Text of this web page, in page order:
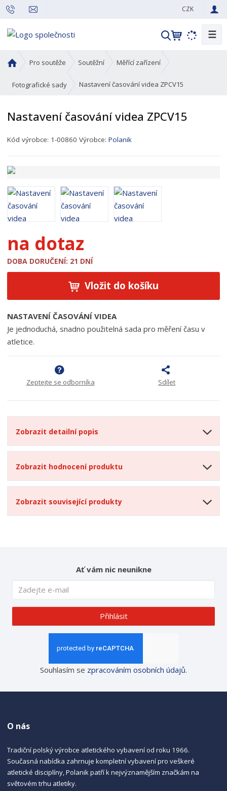
CZK
V
e
t
☰
o
í
t
a
Pro soutěže Soutěžní Měřící zařízení
Fotografické sady Nastavení časování videa ZPCV15
Nastavení časování videa ZPCV15
K
p
o
d
u
t
u
:
1
9
Kód výrobce: 1-00860 Výrobce:Polanik
na dotaz
DOBA DORUČENÍ: 21 DNÍ
Vložit do košíku
NASTAVENÍ ČASOVÁNÍ VIDEA
Je jednoduchá, snadno použitelná sada pro měření času v
atletice.
Zeptejte se odborníka Sdílet
Zobrazit detailní popis
Zobrazit hodnocení produktu
Zobrazit související produkty
Ať vám nic neunikne
Přihlásit
Souhlasím se zpracováním osobních údajů.
O nás
Tradiční polský výrobce atletického vybavení od roku 1966.
Současná nabídka zahrnuje kompletní vybavení pro veškeré
atletické disciplíny, Polanik patří k nejvýznamějším značkám na
světovém trhu atletiky.